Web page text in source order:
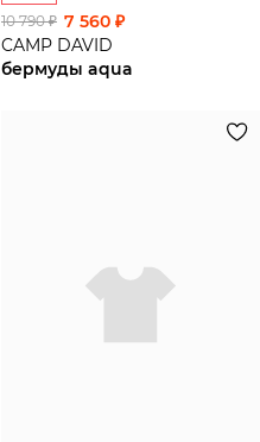
10 790 ₽ 7 560 ₽
CAMP DAVID
бермуды aqua